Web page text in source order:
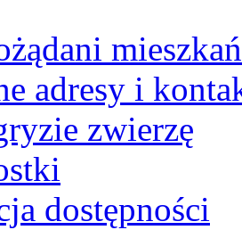
adresy i
zwierzę
dostępności